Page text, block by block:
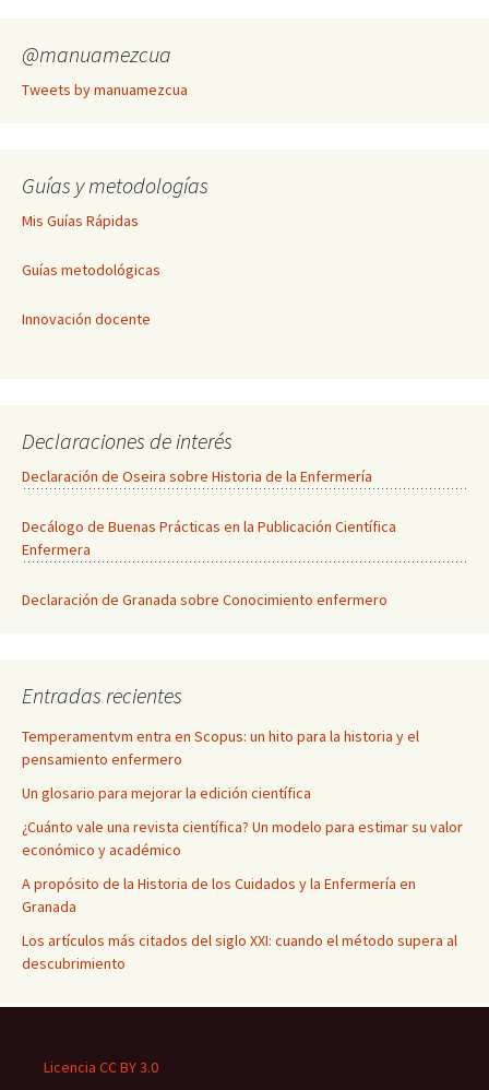
@manuamezcua
Tweets by manuamezcua
Guías y metodologías
Mis Guías Rápidas
Guías metodológicas
Innovación docente
Declaraciones de interés
Declaración de Oseira sobre Historia de la Enfermería
Decálogo de Buenas Prácticas en la Publicación Científica
Enfermera
Declaración de Granada sobre Conocimiento enfermero
Entradas recientes
Temperamentvm entra en Scopus: un hito para la historia y el
pensamiento enfermero
Un glosario para mejorar la edición científica
¿Cuánto vale una revista científica? Un modelo para estimar su valor
económico y académico
A propósito de la Historia de los Cuidados y la Enfermería en
Granada
Los artículos más citados del siglo XXI: cuando el método supera al
descubrimiento
Licencia CC BY 3.0